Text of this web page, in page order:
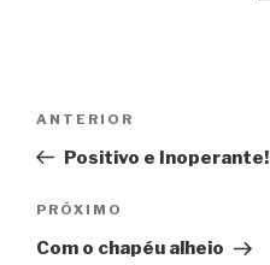
Post
Anterior
ANTERIOR
Positivo e Inoperante!
Próximo
PRÓXIMO
Com o chapéu alheio